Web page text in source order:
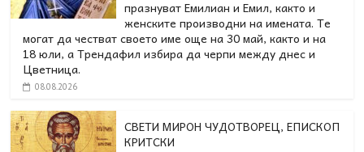
празнуват Емилиан и Емил, както и
женските производни на имената. Те
могат да честват своето име още на 30 май, както и на
18 юли, а Трендафил избира да черпи между днес и
Цветница.
08.08.2026
СВЕТИ МИРОН ЧУДОТВОРЕЦ, ЕПИСКОП
КРИТСКИ